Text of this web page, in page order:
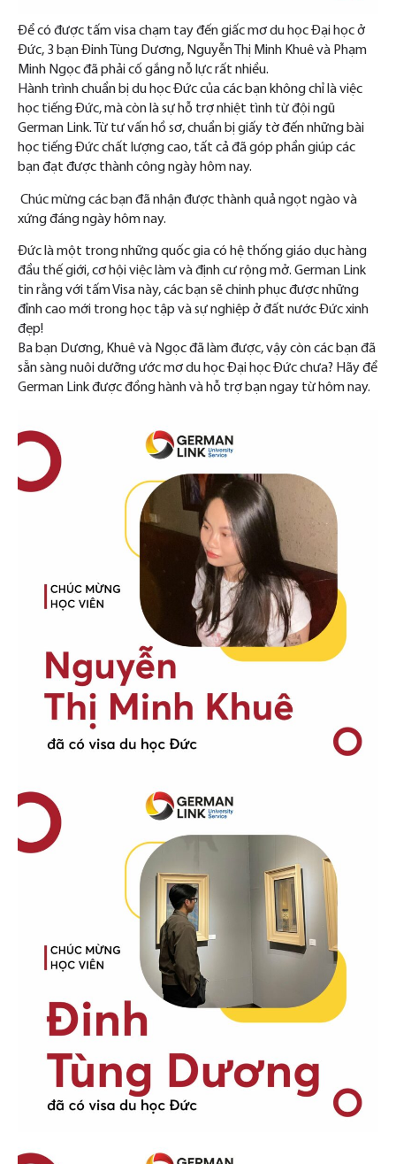
Để có được tấm visa chạm tay đến giấc mơ du học Đại học ở
Đức, 3 bạn Đinh Tùng Dương, Nguyễn Thị Minh Khuê và Phạm
Minh Ngọc đã phải cố gắng nỗ lực rất nhiều.
Hành trình chuẩn bị du học Đức của các bạn không chỉ là việc
học tiếng Đức, mà còn là sự hỗ trợ nhiệt tình từ đội ngũ
German Link. Từ tư vấn hồ sơ, chuẩn bị giấy tờ đến những bài
học tiếng Đức chất lượng cao, tất cả đã góp phần giúp các
bạn đạt được thành công ngày hôm nay.
Chúc mừng các bạn đã nhận được thành quả ngọt ngào và
xứng đáng ngày hôm nay.
Đức là một trong những quốc gia có hệ thống giáo dục hàng
đầu thế giới, cơ hội việc làm và định cư rộng mở. German Link
tin rằng với tấm Visa này, các bạn sẽ chinh phục được những
đỉnh cao mới trong học tập và sự nghiệp ở đất nước Đức xinh
đẹp!
Ba bạn Dương, Khuê và Ngọc đã làm được, vậy còn các bạn đã
sẵn sàng nuôi dưỡng ước mơ du học Đại học Đức chưa? Hãy để
German Link được đồng hành và hỗ trợ bạn ngay từ hôm nay.